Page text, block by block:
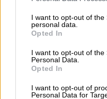
I want to opt-out of the
personal data.
Opted In
I want to opt-out of the
Personal Data.
Opted In
I want to opt-out of
Personal Data for
La campaña
esperaba. A día de
recibido una dosis al
COVID-19 y el 27% ha
Los objetivos de
con la vacunación
grupos de edad de
entre 40 y 49 años,
establecer fechas